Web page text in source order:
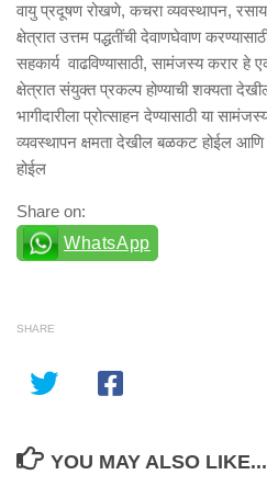
वायु प्रदूषण रोखणे, कचरा व्यवस्थापन,
क्षेत्रात उत्तम पद्धतींची देवाणघेवाण
सहकार्य वाढविण्यासाठी, सामंजस्य करार हे
क्षेत्रात संयुक्त प्रकल्प होण्याची शक्यता
भागीदारीला प्रोत्साहन देण्यासाठी या
व्यवस्थापन क्षमता देखील बळकट होईल आणि
होईल
Share on:
WhatsApp
SHARE
YOU MAY ALSO LIKE...